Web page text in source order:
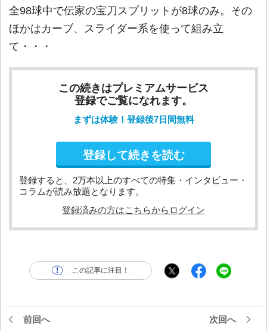
全98球中で伝家の宝刀スプリットが8球のみ。その
ほかはカーブ、スライダー系を使って組み立
て・・・
この続きはプレミアムサービス
登録でご覧になれます。
まずは体験！登録後7日間無料
登録して続きを読む
登録すると、2万本以上のすべての特集・インタビュー・
コラムが読み放題となります。
登録済みの方はこちらからログイン
この記事に注目！
前回へ 次回へ